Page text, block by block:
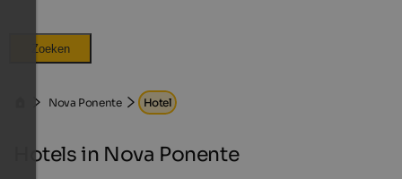
Zoeken
Nova Ponente Hotel
Hotels in Nova Ponente